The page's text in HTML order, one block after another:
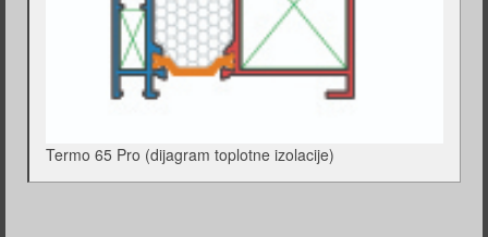
Termo 65 Pro (dijagram toplotne izolacije)